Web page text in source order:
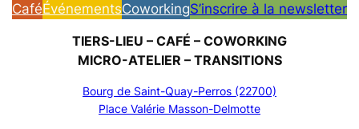
CaféÉvénementsCoworkingS’inscrire à la newsletter
TIERS-LIEU – CAFÉ – COWORKING
MICRO-ATELIER – ‌TRANSITIONS
Bourg de Saint-Quay-Perros (22700)
‌Place Valérie Masson-Delmotte